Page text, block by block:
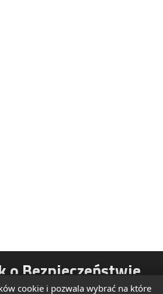
cookie i pozwala wybrać na które
Bezpieczeństwie